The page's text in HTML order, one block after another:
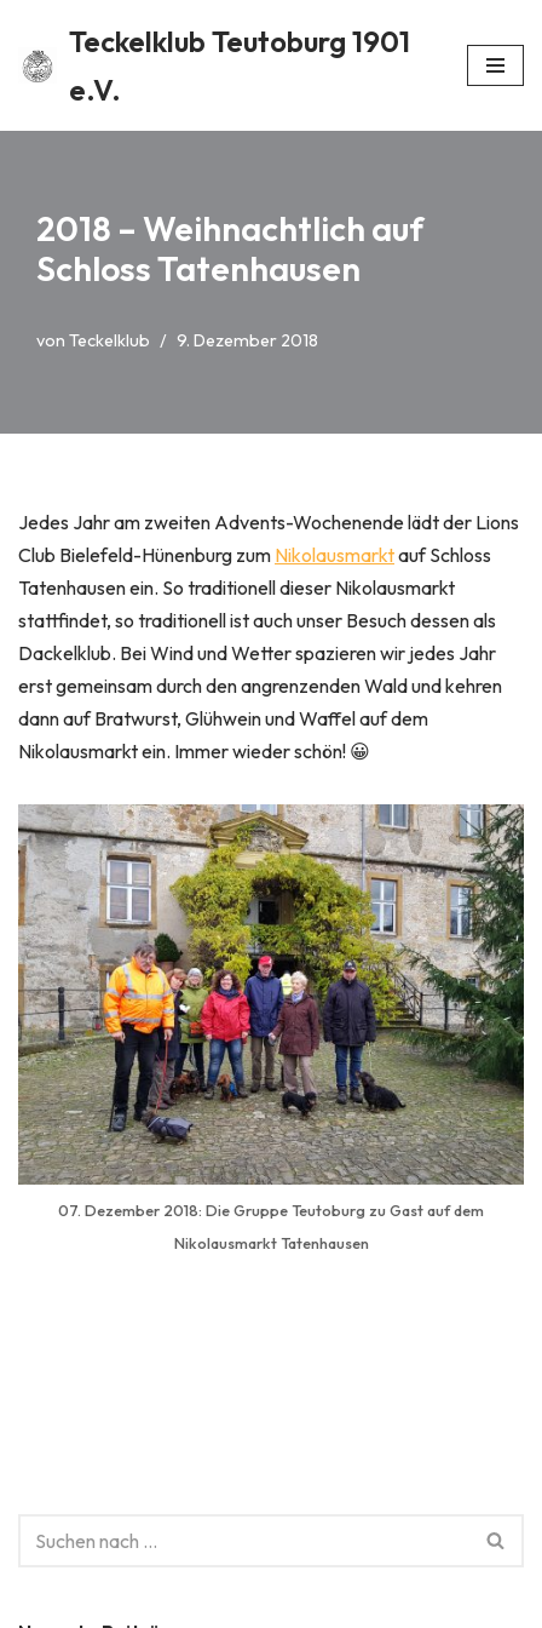
Zum
springen
Teckelklub Teutoburg 1901
e.V.
2018 – Weihnachtlich auf
Schloss Tatenhausen
von Teckelklub 9. Dezember 2018
Jedes Jahr am zweiten Advents-Wochenende lädt der Lions
Club Bielefeld-Hünenburg zum Nikolausmarktauf Schloss
Tatenhausen ein. So traditionell dieser Nikolausmarkt
stattfindet, so traditionell ist auch unser Besuch dessen als
Dackelklub. Bei Wind und Wetter spazieren wir jedes Jahr
erst gemeinsam durch den angrenzenden Wald und kehren
dann auf Bratwurst, Glühwein und Waffel auf dem
Nikolausmarkt ein. Immer wieder schön! 😀
07. Dezember 2018: Die Gruppe Teutoburg zu Gast auf dem
Nikolausmarkt Tatenhausen